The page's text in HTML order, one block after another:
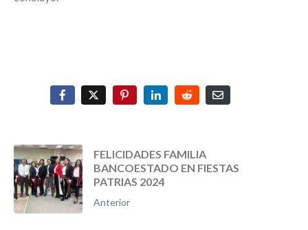
FELICIDADES FAMILIA
BANCOESTADO EN FIESTAS
PATRIAS 2024
Anterior